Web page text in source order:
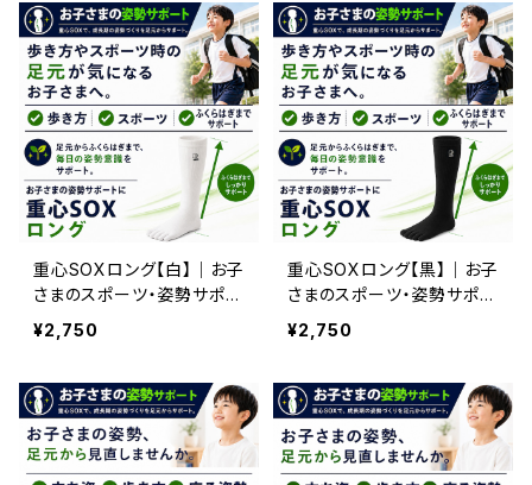
重心SOXロング【白】｜お子
さまのスポーツ・姿勢サポー
ト
¥2,750
重心SOXロング【黒】｜お子
さまのスポーツ・姿勢サポー
ト
¥2,750